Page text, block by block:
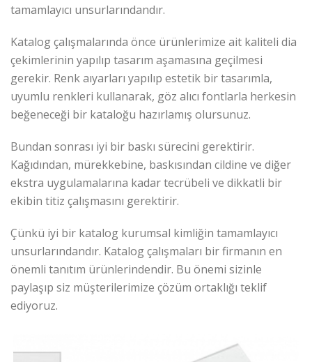
tamamlayıcı unsurlarındandır.
Katalog çalışmalarında önce ürünlerimize ait kaliteli dia
çekimlerinin yapılıp tasarım aşamasına geçilmesi
gerekir. Renk aıyarları yapılıp estetik bir tasarımla,
uyumlu renkleri kullanarak, göz alıcı fontlarla herkesin
beğeneceği bir kataloğu hazırlamış olursunuz.
Bundan sonrası iyi bir baskı sürecini gerektirir.
Kağıdından, mürekkebine, baskısından cildine ve diğer
ekstra uygulamalarına kadar tecrübeli ve dikkatli bir
ekibin titiz çalışmasını gerektirir.
Çünkü iyi bir katalog kurumsal kimliğin tamamlayıcı
unsurlarındandır. Katalog çalışmaları bir firmanın en
önemli tanıtım ürünlerindendir. Bu önemi sizinle
paylaşıp siz müşterilerimize çözüm ortaklığı teklif
ediyoruz.